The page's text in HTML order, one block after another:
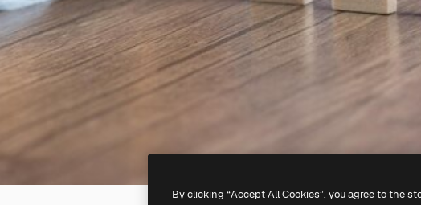
By clicking “Accept All Cookies”, you agree to the